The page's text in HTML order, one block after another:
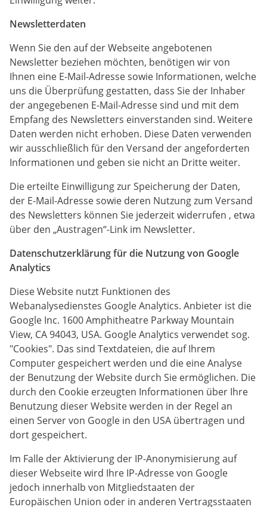
Newsletterdaten
Wenn Sie den auf der Webseite angebotenen
Newsletter beziehen möchten, benötigen wir von
Ihnen eine E-Mail-Adresse sowie Informationen, welche
uns die Überprüfung gestatten, dass Sie der Inhaber
der angegebenen E-Mail-Adresse sind und mit dem
Empfang des Newsletters einverstanden sind. Weitere
Daten werden nicht erhoben. Diese Daten verwenden
wir ausschließlich für den Versand der angeforderten
Informationen und geben sie nicht an Dritte weiter.
Die erteilte Einwilligung zur Speicherung der Daten,
der E-Mail-Adresse sowie deren Nutzung zum Versand
des Newsletters können Sie jederzeit widerrufen , etwa
über den „Austragen“-Link im Newsletter.
Datenschutzerklärung für die Nutzung von Google
Analytics
Diese Website nutzt Funktionen des
Webanalysedienstes Google Analytics. Anbieter ist die
Google Inc. 1600 Amphitheatre Parkway Mountain
View, CA 94043, USA. Google Analytics verwendet sog.
"Cookies". Das sind Textdateien, die auf Ihrem
Computer gespeichert werden und die eine Analyse
der Benutzung der Website durch Sie ermöglichen. Die
durch den Cookie erzeugten Informationen über Ihre
Benutzung dieser Website werden in der Regel an
einen Server von Google in den USA übertragen und
dort gespeichert.
Im Falle der Aktivierung der IP-Anonymisierung auf
dieser Webseite wird Ihre IP-Adresse von Google
jedoch innerhalb von Mitgliedstaaten der
Europäischen Union oder in anderen Vertragsstaaten